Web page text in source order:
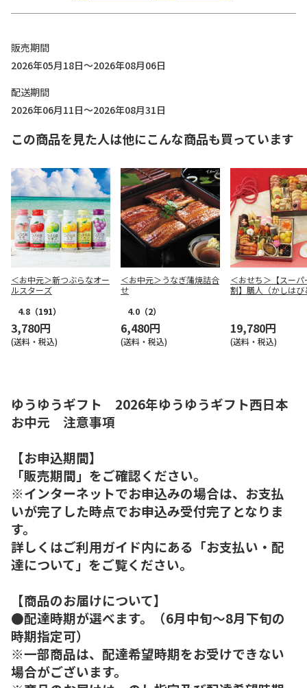
販売期間
2026年05月18日～2026年08月06日
配送期間
2026年06月11日～2026年08月31日
この商品を見た人は他にこんな商品も買っています
＜お中元＞新つぶらなオー
ルスターズ
4.8 （191）
3,780円
(送料・税込)
＜お中元＞うなぎ蒲焼詰合
せ
4.0 （2）
6,480円
(送料・税込)
＜おせち＞【スーパ
割】膳人（かしは
19,780円
(送料・税込)
ゆうゆうギフト 2026年ゆうゆうギフト西日本
お中元 注意事項
【お申込期間】
「販売期間」をご確認ください。
※インターネットでお申込みの場合は、お支払
いが完了した時点でお申込み受付完了となりま
す。
詳しくはご利用ガイド内にある「お支払い・配
達について」をご覧ください。
【商品のお届けについて】
●配達時期が選べます。（6月中旬～8月下旬の
時期指定可）
※一部商品は、配達希望時期をお受けできない
場合がございます。